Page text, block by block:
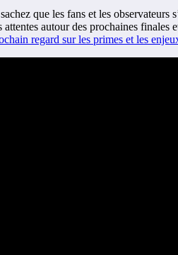
que les fans et les
autour des prochaines finales
regard sur les primes et les